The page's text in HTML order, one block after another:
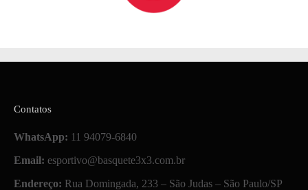
Contatos
WhatsApp: 11 94079-6840
Email: esportivo@basquete3x3.com.br
Endereço: Rua Domingada, 233 – São Judas – São Paulo/SP